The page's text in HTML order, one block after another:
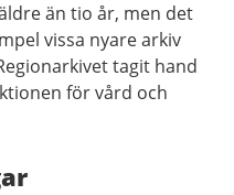
än tio år, men det
vissa nyare arkiv
tagit hand
för vård och